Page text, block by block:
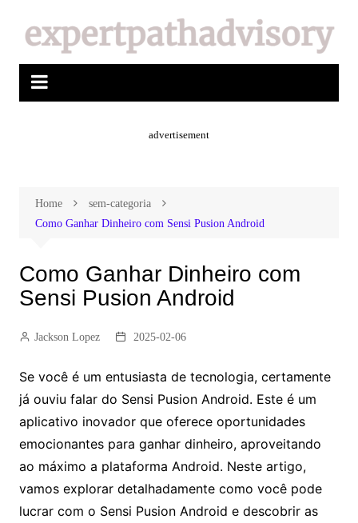
advertisement
Home
sem-categoria
Como Ganhar Dinheiro com Sensi Pusion Android
Como Ganhar Dinheiro com
Sensi Pusion Android
Jackson Lopez 2025-02-06
Se você é um entusiasta de tecnologia, certamente
já ouviu falar do Sensi Pusion Android. Este é um
aplicativo inovador que oferece oportunidades
emocionantes para ganhar dinheiro, aproveitando
ao máximo a plataforma Android. Neste artigo,
vamos explorar detalhadamente como você pode
lucrar com o Sensi Pusion Android e descobrir as